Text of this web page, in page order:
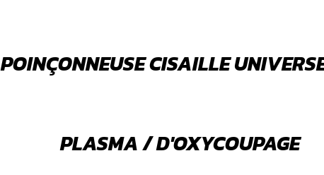
POINÇONNEUSE CISAILLE
PLASMA / D'OXYCOUPAGE